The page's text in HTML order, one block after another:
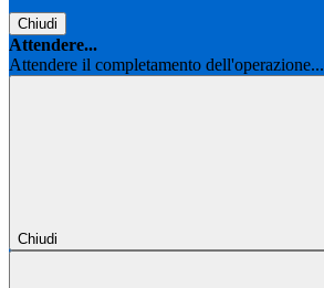
Chiudi
Attendere...
Attendere il completamento dell'operazione...
Chiudi